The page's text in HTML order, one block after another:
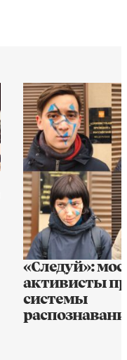
«Следуй»:
активисты
системы